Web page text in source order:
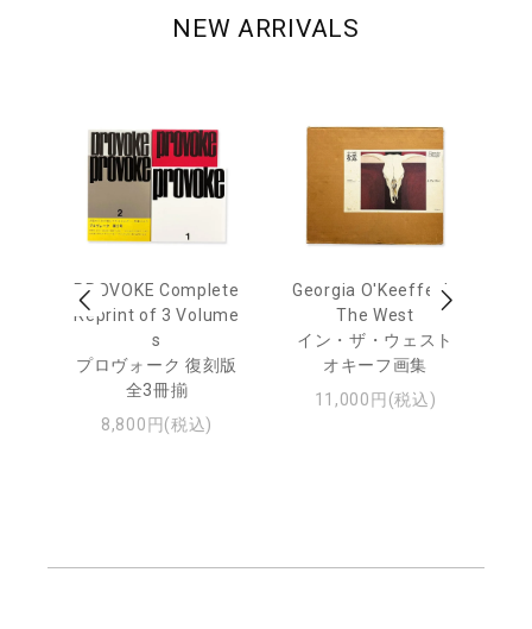
NEW ARRIVALS
PROVOKE Complete
Reprint of 3 Volume
s
プロヴォーク 復刻版
全3冊揃
8,800円(税込)
Georgia O'Keeffe: In
The West
イン・ザ・ウェスト
オキーフ画集
11,000円(税込)